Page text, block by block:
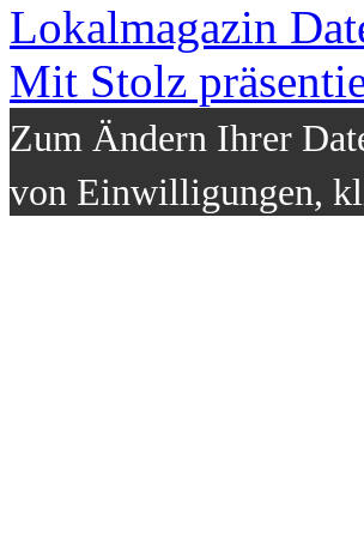
Lokalmagazin
Mit Stolz
Zum Ändern Ihrer
von Einwilligungen,